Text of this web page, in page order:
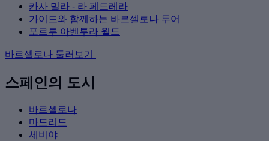
카사 밀라 - 라 페드레라
가이드와 함께하는 바르셀로나 투어
포르투 아벤투라 월드
바르셀로나 둘러보기
스페인의 도시
바르셀로나
마드리드
세비야